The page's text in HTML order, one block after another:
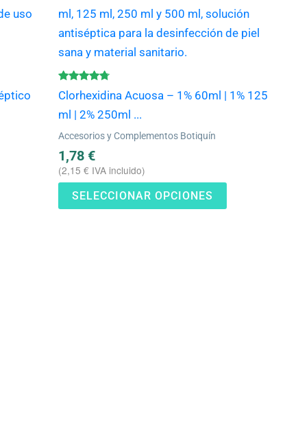
Valorado
con
4.57
de 5
Clorhexidina Acuosa – 1% 60ml | 1% 125
ml | 2% 250ml ...
Accesorios y Complementos Botiquín
1,78 €
(2,15 € IVA incluido)
SELECCIONAR OPCIONES
producto
tiene
Las
en
la